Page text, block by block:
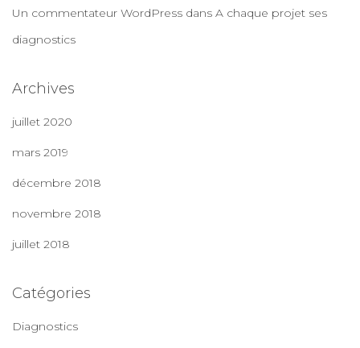
Un commentateur WordPress dans A chaque projet ses
diagnostics
Archives
juillet 2020
mars 2019
décembre 2018
novembre 2018
juillet 2018
Catégories
Diagnostics